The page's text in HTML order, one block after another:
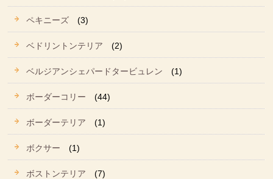
ペキニーズ (3)
ベドリントンテリア (2)
ベルジアンシェパードタービュレン (1)
ボーダーコリー (44)
ボーダーテリア (1)
ボクサー (1)
ボストンテリア (7)